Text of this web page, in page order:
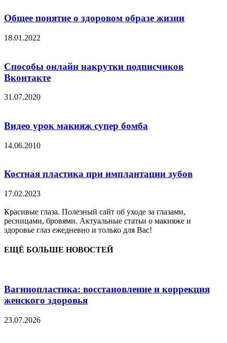
Общее понятие о здоровом образе жизни
18.01.2022
Способы онлайн накрутки подписчиков
Вконтакте
31.07.2020
Видео урок макияж супер бомба
14.06.2010
Костная пластика при имплантации зубов
17.02.2023
Красивые глаза. Полезный сайт об уходе за глазами,
ресницами, бровями. Актуальные статьи о макияже и
здоровье глаз ежедневно и только для Вас!
ЕЩЁ БОЛЬШЕ НОВОСТЕЙ
Вагинопластика: восстановление и коррекция
женского здоровья
23.07.2026